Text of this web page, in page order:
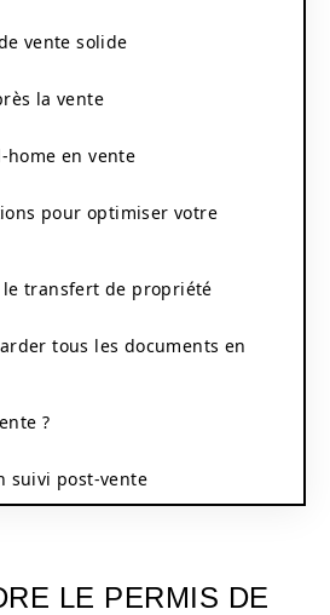
vente solide
la vente
home en vente
pour optimiser votre
transfert de propriété
tous les documents en
?
suivi post-vente
LE PERMIS DE